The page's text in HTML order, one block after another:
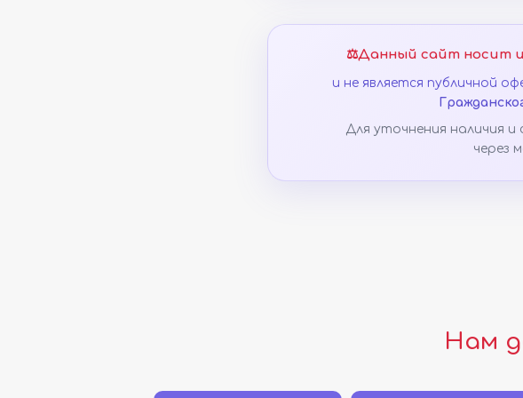
⚖️Данный сайт носит
и не является публичной
Для уточнения наличия
через
Нам